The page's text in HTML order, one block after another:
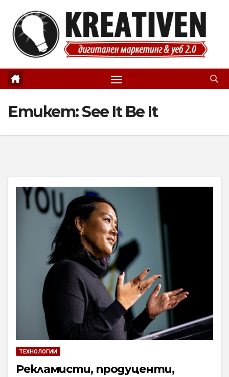
content
Етикет:See It Be It
ТЕХНОЛОГИИ
Рекламисти, продуценти,